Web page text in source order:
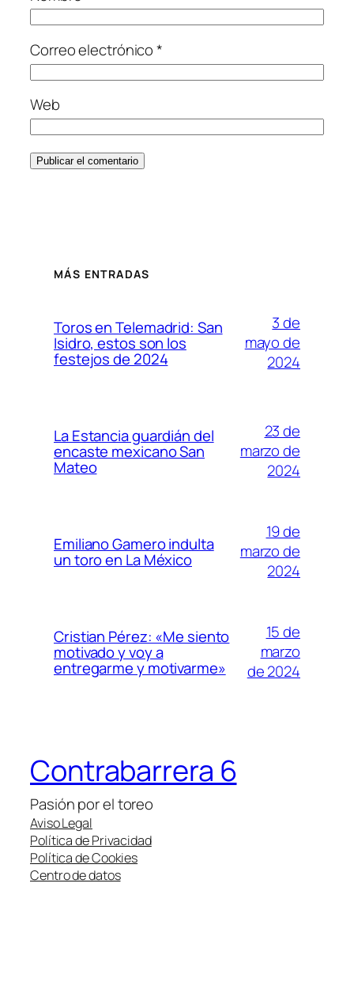
Correo electrónico*
Web
MÁS ENTRADAS
Toros en Telemadrid: San
Isidro, estos son los
festejos de 2024
3 de
mayo de
2024
La Estancia guardián del
encaste mexicano San
Mateo
23 de
marzo de
2024
Emiliano Gamero indulta
un toro en La México
19 de
marzo de
2024
Cristian Pérez: «Me siento
motivado y voy a
entregarme y motivarme»
15 de
marzo
de 2024
Contrabarrera 6
Pasión por el toreo
Aviso Legal
Política de Privacidad
Política de Cookies
Centro de datos